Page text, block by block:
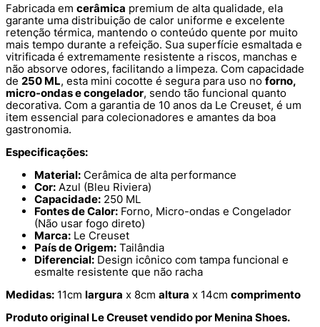
Fabricada em cerâmica premium de alta qualidade, ela
garante uma distribuição de calor uniforme e excelente
retenção térmica, mantendo o conteúdo quente por muito
mais tempo durante a refeição. Sua superfície esmaltada e
vitrificada é extremamente resistente a riscos, manchas e
não absorve odores, facilitando a limpeza. Com capacidade
de 250 ML, esta mini cocotte é segura para uso no forno,
micro-ondas e congelador, sendo tão funcional quanto
decorativa. Com a garantia de 10 anos da Le Creuset, é um
item essencial para colecionadores e amantes da boa
gastronomia.
Especificações:
Material: Cerâmica de alta performance
Cor: Azul (Bleu Riviera)
Capacidade: 250 ML
Fontes de Calor: Forno, Micro-ondas e Congelador
(Não usar fogo direto)
Marca: Le Creuset
País de Origem: Tailândia
Diferencial: Design icônico com tampa funcional e
esmalte resistente que não racha
Medidas: 11cm largura x 8cm altura x 14cm comprimento
Produto original Le Creuset vendido por Menina Shoes.